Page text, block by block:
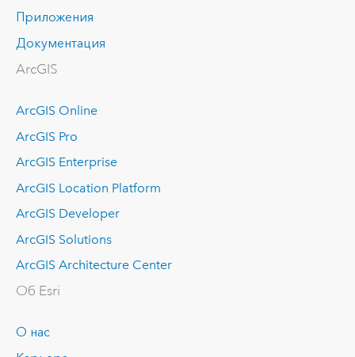
Приложения
Документация
ArcGIS
ArcGIS Online
ArcGIS Pro
ArcGIS Enterprise
ArcGIS Location Platform
ArcGIS Developer
ArcGIS Solutions
ArcGIS Architecture Center
Об Esri
О нас